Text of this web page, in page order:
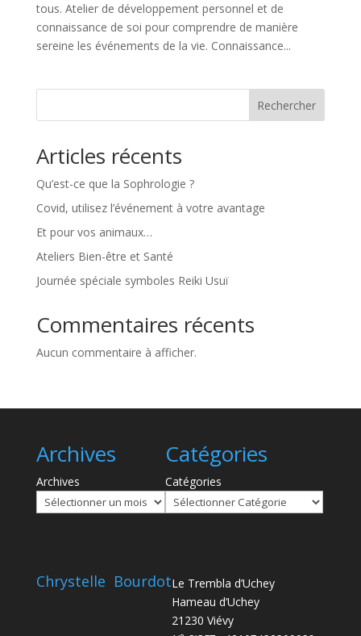
tous. Atelier de développement personnel et de
connaissance de soi pour comprendre de manière
sereine les événements de la vie. Connaissance...
Rechercher
Articles récents
Qu’est-ce que la Sophrologie ?
Covid, utilisez l’événement à votre avantage
Et pour vos animaux…
Ateliers Bien-être et Santé
Journée spéciale symboles Reiki Usuï
Commentaires récents
Aucun commentaire à afficher.
Archives
Archives
Catégories
Catégories
Chrystelle BourdotLe Trembla d’Uchey
Hameau d’Uchey
21230 Viévy